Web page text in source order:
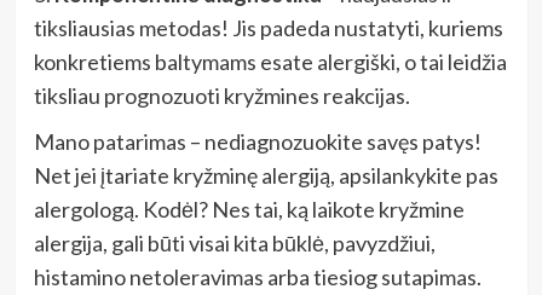
tiksliausias metodas! Jis padeda nustatyti, kuriems
konkretiems baltymams esate alergiški, o tai leidžia
tiksliau prognozuoti kryžmines reakcijas.
Mano patarimas – nediagnozuokite savęs patys!
Net jei įtariate kryžminę alergiją, apsilankykite pas
alergologą. Kodėl? Nes tai, ką laikote kryžmine
alergija, gali būti visai kita būklė, pavyzdžiui,
histamino netoleravimas arba tiesiog sutapimas.